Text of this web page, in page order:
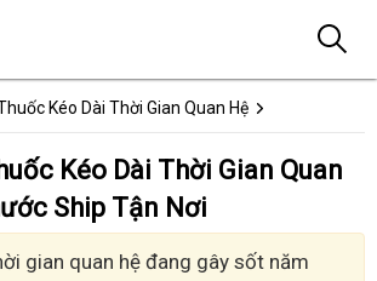
Kéo Dài Thời Gian Quan Hệ
Kéo Dài Thời Gian Quan
Ship Tận Nơi
gian quan hệ đang gây sốt năm